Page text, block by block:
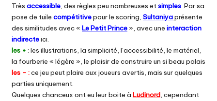
Très accessible, des règles peu nombreuses etsimples. Par sa
pose de tuile compétitivepour le scoring, Sultaniyaprésente
des similitudes avec « Le Petit Prince », avec une interaction
indirecteici.
les + : les illustrations, la simplicité, l’accessibilité, le matériel,
la fourberie « légère », le plaisir de construire un si beau palais
les – :ce jeu peut plaire aux joueurs avertis, mais sur quelques
parties uniquement.
Quelques chanceux ont eu leur boite à Ludinord, cependant